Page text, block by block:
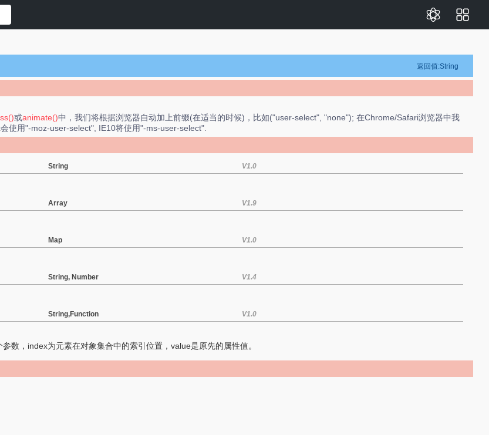
返回值:String
或animate()中，我们将根据浏览器自动加上前缀(在适当的时候)，比如("user-select", "none"); 在Chrome/Safari浏览器中我
使用"-moz-user-select", IE10将使用"-ms-user-select".
String V1.0
Array V1.9
Map V1.0
String, Number V1.4
String,Function V1.0
数，index为元素在对象集合中的索引位置，value是原先的属性值。